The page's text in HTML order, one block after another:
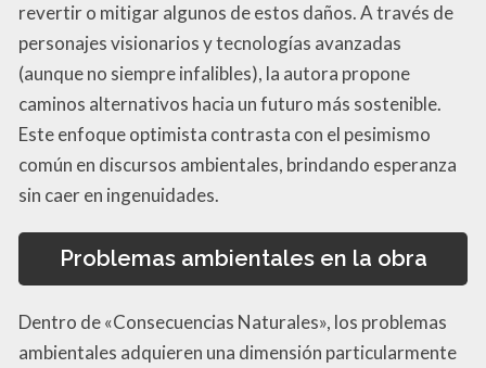
revertir o mitigar algunos de estos daños. A través de
personajes visionarios y tecnologías avanzadas
(aunque no siempre infalibles), la autora propone
caminos alternativos hacia un futuro más sostenible.
Este enfoque optimista contrasta con el pesimismo
común en discursos ambientales, brindando esperanza
sin caer en ingenuidades.
Problemas ambientales en la obra
Dentro de «Consecuencias Naturales», los problemas
ambientales adquieren una dimensión particularmente